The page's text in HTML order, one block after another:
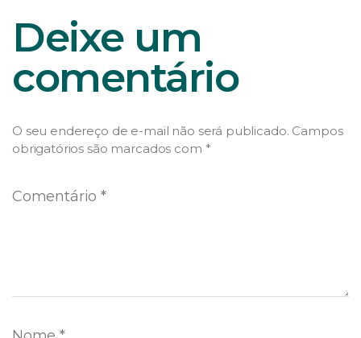
Deixe um
comentário
O seu endereço de e-mail não será publicado. Campos
obrigatórios são marcados com *